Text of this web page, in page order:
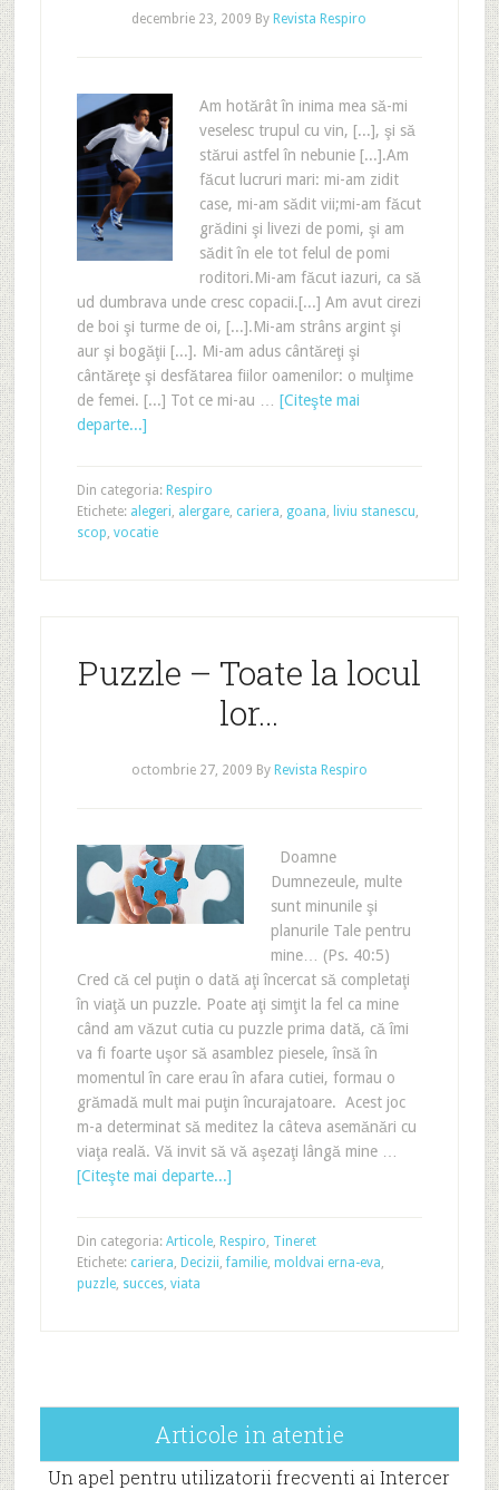
decembrie 23, 2009 By Revista Respiro
Am hotărât în inima mea să-mi
veselesc trupul cu vin, [...], şi să
stărui astfel în nebunie [...].Am
făcut lucruri mari: mi-am zidit
case, mi-am sădit vii;mi-am făcut
grădini şi livezi de pomi, şi am
sădit în ele tot felul de pomi
roditori.Mi-am făcut iazuri, ca să
ud dumbrava unde cresc copacii.[...] Am avut cirezi
de boi şi turme de oi, [...].Mi-am strâns argint şi
aur şi bogăţii [...]. Mi-am adus cântăreţi şi
cântăreţe şi desfătarea fiilor oamenilor: o mulţime
de femei. [...] Tot ce mi-au … [Citeşte mai
departe...]
Din categoria: Respiro
Etichete: alegeri, alergare, cariera, goana, liviu stanescu,
scop, vocatie
Puzzle – Toate la locul
lor…
octombrie 27, 2009 By Revista Respiro
Doamne
Dumnezeule, multe
sunt minunile şi
planurile Tale pentru
mine… (Ps. 40:5)
Cred că cel puţin o dată aţi încercat să completaţi
în viaţă un puzzle. Poate aţi simţit la fel ca mine
când am văzut cutia cu puzzle prima dată, că îmi
va fi foarte uşor să asamblez piesele, însă în
momentul în care erau în afara cutiei, formau o
grămadă mult mai puţin încurajatoare. Acest joc
m-a determinat să meditez la câteva asemănări cu
viaţa reală. Vă invit să vă aşezaţi lângă mine …
[Citeşte mai departe...]
Din categoria: Articole, Respiro, Tineret
Etichete: cariera, Decizii,familie, moldvai erna-eva,
puzzle, succes, viata
Articole in atentie
Un apel pentru utilizatorii frecventi ai Intercer